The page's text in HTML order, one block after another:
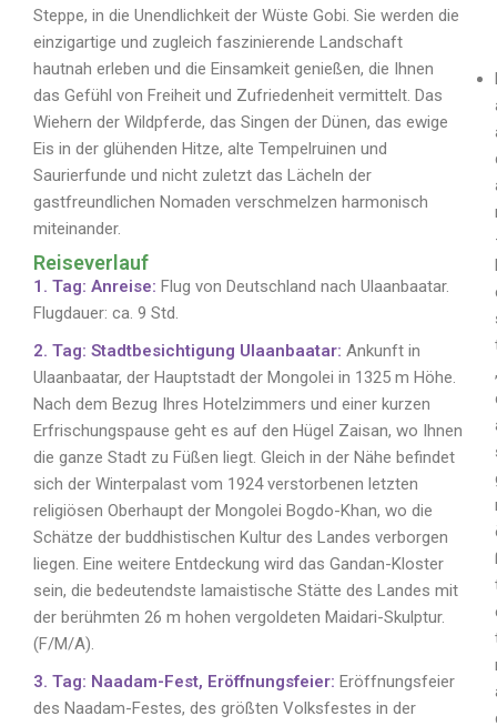
Steppe, in die Unendlichkeit der Wüste Gobi. Sie werden die
einzigartige und zugleich faszinierende Landschaft
hautnah erleben und die Einsamkeit genießen, die Ihnen
das Gefühl von Freiheit und Zufriedenheit vermittelt. Das
Wiehern der Wildpferde, das Singen der Dünen, das ewige
Eis in der glühenden Hitze, alte Tempelruinen und
Saurierfunde und nicht zuletzt das Lächeln der
gastfreundlichen Nomaden verschmelzen harmonisch
miteinander.
Reiseverlauf
1. Tag: Anreise: Flug von Deutschland nach Ulaanbaatar.
Flugdauer: ca. 9 Std.
2. Tag: Stadtbesichtigung Ulaanbaatar: Ankunft in
Ulaanbaatar, der Hauptstadt der Mongolei in 1325 m Höhe.
Nach dem Bezug Ihres Hotelzimmers und einer kurzen
Erfrischungspause geht es auf den Hügel Zaisan, wo Ihnen
die ganze Stadt zu Füßen liegt. Gleich in der Nähe befindet
sich der Winterpalast vom 1924 verstorbenen letzten
religiösen Oberhaupt der Mongolei Bogdo-Khan, wo die
Schätze der buddhistischen Kultur des Landes verborgen
liegen. Eine weitere Entdeckung wird das Gandan-Kloster
sein, die bedeutendste lamaistische Stätte des Landes mit
der berühmten 26 m hohen vergoldeten Maidari-Skulptur.
(F/M/A).
3. Tag: Naadam-Fest, Eröffnungsfeier: Eröffnungsfeier
des Naadam-Festes, des größten Volksfestes in der
,